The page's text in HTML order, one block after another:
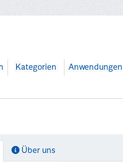
Kategorien Anwendungen
Über uns